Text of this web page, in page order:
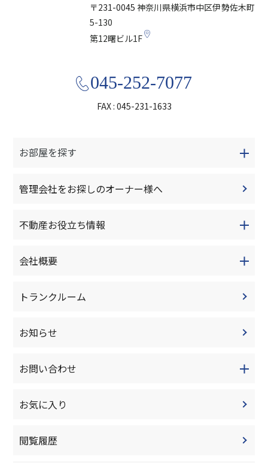
〒231-0045 神奈川県横浜市中区伊勢佐木町
5-130
第12曙ビル1F
045-252-7077
FAX : 045-231-1633
お部屋を探す
管理会社をお探しのオーナー様へ
不動産お役立ち情報
会社概要
トランクルーム
お知らせ
お問い合わせ
お気に入り
閲覧履歴